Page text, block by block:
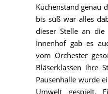
Kuchenstand genau
bis süß war alles
dieser Stelle an
Innenhof gab es
vom Orchester
Bläserklassen ihre
Pausenhalle wurde
Umwelt gespielt.